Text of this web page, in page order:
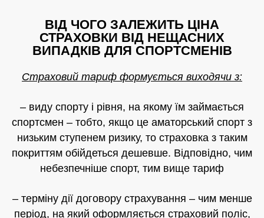
ВІД ЧОГО ЗАЛЕЖИТЬ ЦІНА
СТРАХОВКИ ВІД НЕЩАСНИХ
ВИПАДКІВ ДЛЯ СПОРТСМЕНІВ
Страховий тариф формується виходячи з:
– виду спорту і рівня, на якому їм займається
спортсмен – тобто, якщо це аматорський спорт з
низьким ступенем ризику, то страховка з таким
покриттям обійдеться дешевше. Відповідно, чим
небезпечніше спорт, тим вище тариф
– терміну дії договору страхування – чим менше
період, на який оформляється страховий поліс,